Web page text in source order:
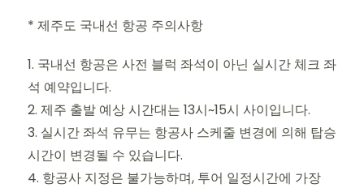
* 제주도 국내선 항공 주의사항
1. 국내선 항공은 사전 블럭 좌석이 아닌 실시간 체크 좌
석 예약입니다.
2. 제주 출발 예상 시간대는 13시~15시 사이입니다.
3. 실시간 좌석 유무는 항공사 스케줄 변경에 의해 탑승
시간이 변경될 수 있습니다.
4. 항공사 지정은 불가능하며, 투어 일정시간에 가장